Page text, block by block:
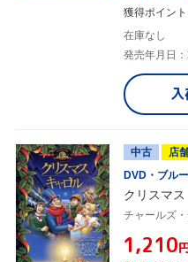
獲得ポイン
在庫なし
発売年月日
中古
店
DVD・ブル
クリスマ
¥1,210